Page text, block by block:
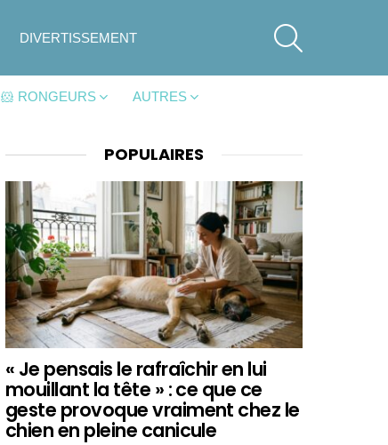
DIVERTISSEMENT
🐹 RONGEURS AUTRES
POPULAIRES
« Je pensais le rafraîchir en lui
mouillant la tête » : ce que ce
geste provoque vraiment chez le
chien en pleine canicule